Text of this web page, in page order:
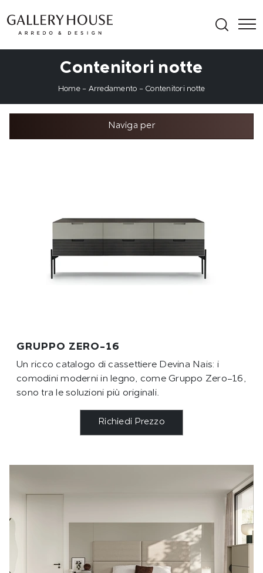
Contenitori notte
Home- Arredamento - Contenitori notte
Naviga per
GRUPPO ZERO-16
Un ricco catalogo di cassettiere Devina Nais: i
comodini moderni in legno, come Gruppo Zero-16,
sono tra le soluzioni più originali.
Richiedi Prezzo